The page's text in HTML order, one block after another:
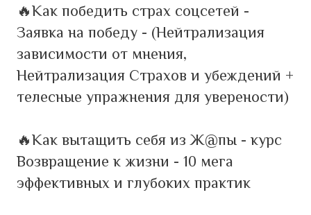
🔥Как победить страх соцсетей -
Заявка на победу - (Нейтрализация
зависимости от мнения,
Нейтрализация Страхов и убеждений +
телесные упражнения для уверености)
🔥Как вытащить себя из Ж@пы - курс
Возвращение к жизни - 10 мега
эффективных и глубоких практик